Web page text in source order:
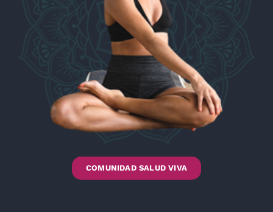
COMUNIDAD SALUD VIVA